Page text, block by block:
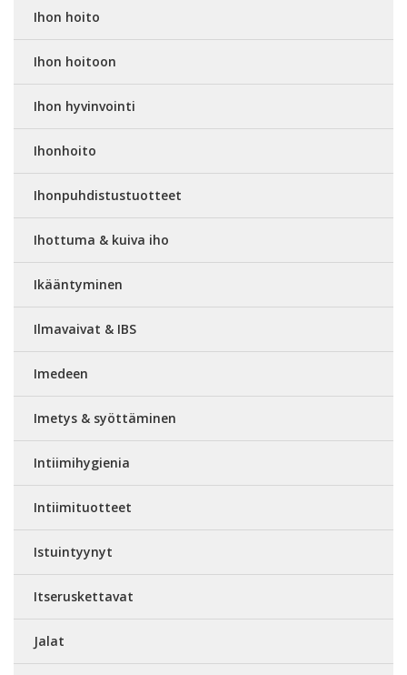
Ihon hoito
Ihon hoitoon
Ihon hyvinvointi
Ihonhoito
Ihonpuhdistustuotteet
Ihottuma & kuiva iho
Ikääntyminen
Ilmavaivat & IBS
Imedeen
Imetys & syöttäminen
Intiimihygienia
Intiimituotteet
Istuintyynyt
Itseruskettavat
Jalat